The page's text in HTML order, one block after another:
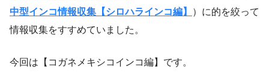
中型インコ情報収集【シロハラインコ編】
）に的を絞って
情報収集をすすめていました。
今回は【コガネメキシコインコ編】です。